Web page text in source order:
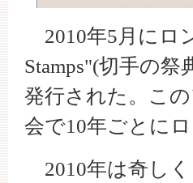
2010年5 月にロ
Stamps"(切手の祭
発行された。こ
会で10年ごとに
2010年は奇し